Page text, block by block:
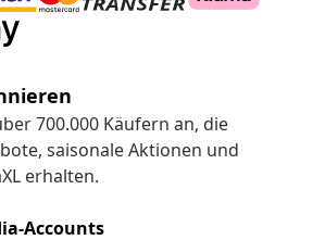
700.000 Käufern an, die
saisonale Aktionen und
erhalten.
Accounts